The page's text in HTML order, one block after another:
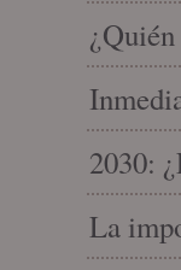
2030:
La